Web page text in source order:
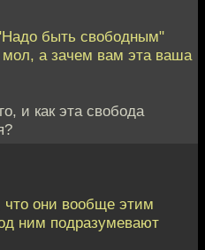
быть свободным"
а зачем вам эта ваша
и как эта свобода
что они вообще этим
ним подразумевают